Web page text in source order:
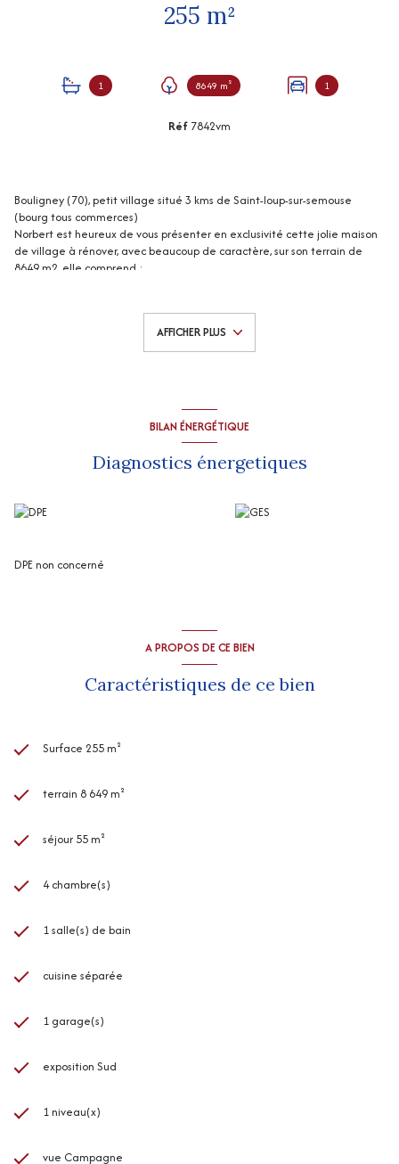
255 m²
1 8649 m² 1
Réf 7842vm
Bouligney (70), petit village situé 3 kms de Saint-loup-sur-semouse
(bourg tous commerces)
Norbert est heureux de vous présenter en exclusivité cette jolie maison
de village à rénover, avec beaucoup de caractère, sur son terrain de
8649 m2, elle comprend :
A l'étage : dégagement (17 m2 env), buanderie (11 m2 env), bureau
(19 m2 env), 3 chambres (13, 15 et 29 m2 env), salle de bains (7 m2 env),
Pas de système de chauffage.
disponibles sur le site Géorisques
http://www.georisques.gouv.fr
AFFICHER PLUS
BILAN ÉNERGÉTIQUE
Diagnostics énergetiques
DPE non concerné
A PROPOS DE CE BIEN
Caractéristiques de ce bien
Surface 255 m²
terrain 8 649 m²
séjour 55 m²
4 chambre(s)
1 salle(s) de bain
cuisine séparée
1 garage(s)
exposition Sud
1 niveau(x)
vue Campagne